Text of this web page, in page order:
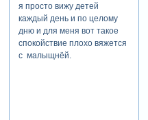
я просто вижу детей
каждый день и по целому
дню и для меня вот такое
спокойствие плохо вяжется
с малыщнёй.